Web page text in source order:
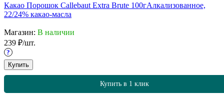
Какао Порошок Callebaut Extra Brute 100гАлкализованное,
22/24% какао-масла
Магазин: В наличии
239 ₽/шт.
?
Купить
Купить в 1 клик